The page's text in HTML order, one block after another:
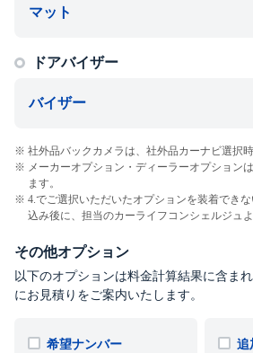
マット
ドアバイザー
バイザー
社外品バックカメラは、社外品カーナビ選択
メーカーオプション・ディーラーオプション
ます。
4.でご選択いただいたオプションを装着でき
込み後に、担当のカーライフコンシェルジュ
その他オプション
以下のオプションは料金計算結果に含ま
にお見積りをご案内いたします。
希望ナンバー 追